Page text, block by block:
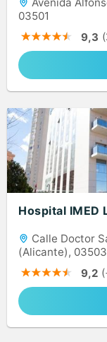
03501
9,3
Hospital IMED
Calle Doctor
(Alicante), 03503
9,2